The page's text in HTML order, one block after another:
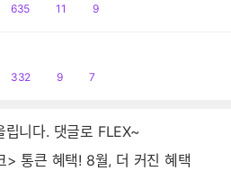
읽
635
공
11
댓
9
읽
332
공
9
댓
7
니다. 댓글로 FLEX~
> 통큰 혜택! 8월, 더 커진 혜택